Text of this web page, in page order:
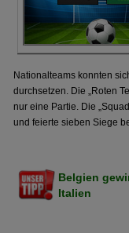
Nationalteams konnten
durchsetzen. Die „Roten
nur eine Partie. Die
und feierte sieben Siege
Belgien
Italien